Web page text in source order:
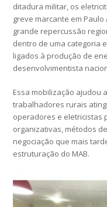
ditadura militar, os
greve marcante em
grande repercussão
dentro de uma categoria
ligados à produção de
desenvolvimentista
Essa mobilização ajudou
trabalhadores rurais
operadores e eletricistas
organizativas, métodos
negociação que mais
estruturação do MAB.